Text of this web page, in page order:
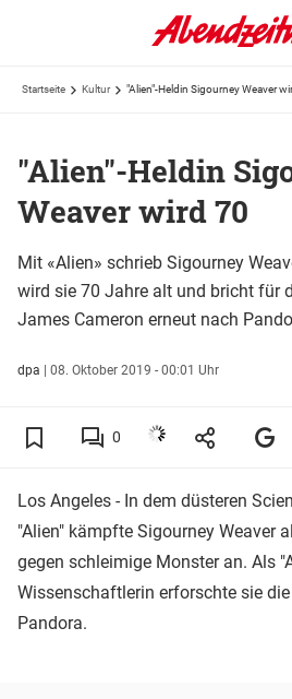
Startseite Kultur "Alien"-Heldin Sigourney Weaver
"Alien"-Heldin
Weaver wird 70
Mit «Alien» schrieb Sigourney
wird sie 70 Jahre alt und bricht für
James Cameron erneut nach
dpa | 08. Oktober 2019 - 00:01 Uhr
0
Los Angeles - In dem düsteren
"Alien" kämpfte Sigourney Weaver
gegen schleimige Monster an. Als
Wissenschaftlerin erforschte sie
Pandora.